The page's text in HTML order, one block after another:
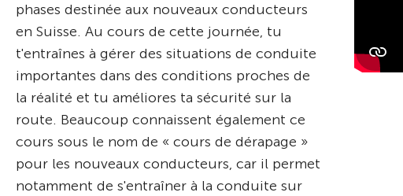
phases destinée aux nouveaux conducteurs
en Suisse. Au cours de cette journée, tu
t'entraînes à gérer des situations de conduite
importantes dans des conditions proches de
la réalité et tu améliores ta sécurité sur la
route. Beaucoup connaissent également ce
cours sous le nom de « cours de dérapage »
pour les nouveaux conducteurs, car il permet
notamment de s'entraîner à la conduite sur